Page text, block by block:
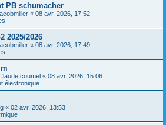
PB schumacher
« 08 avr. 2026, 17:52
2025/2026
« 08 avr. 2026, 17:49
coumel « 08 avr. 2026, 15:06
électronique
« 02 avr. 2026, 13:53